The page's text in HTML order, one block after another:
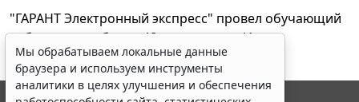
"ГАРАНТ Электронный экспресс" провел обучающий
вебинар по работе с AI-ассистентом Искра
23 апреля 2026
Мы обрабатываем локальные данные
браузера и используем инструменты
аналитики в целях улучшения и обеспечения